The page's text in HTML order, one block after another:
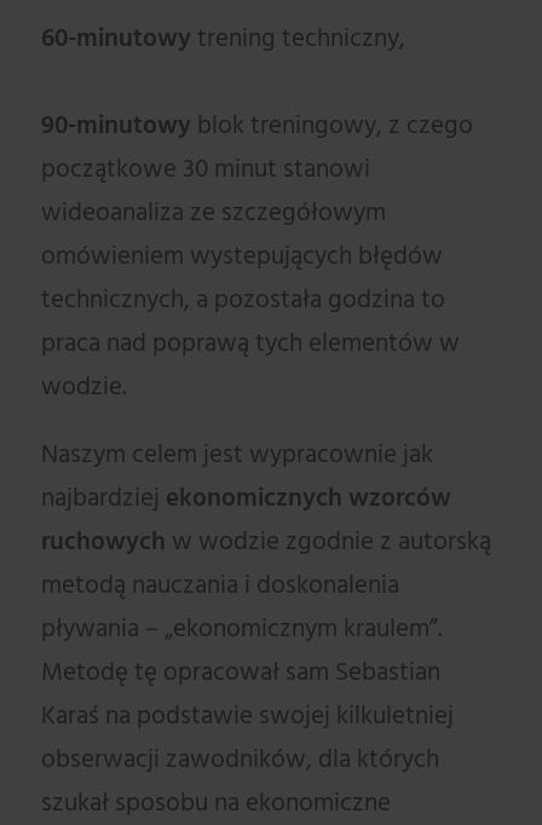
60-minutowy trening techniczny,
90-minutowy blok treningowy, z czego
początkowe 30 minut stanowi
wideoanaliza ze szczegółowym
omówieniem wystepujących błędów
technicznych, a pozostała godzina to
praca nad poprawą tych elementów w
wodzie.
Naszym celem jest wypracownie jak
najbardziej ekonomicznych wzorców
ruchowych w wodzie zgodnie z autorską
metodą nauczania i doskonalenia
pływania – „ekonomicznym kraulem”.
Metodę tę opracował sam Sebastian
Karaś na podstawie swojej kilkuletniej
obserwacji zawodników, dla których
szukał sposobu na ekonomiczne